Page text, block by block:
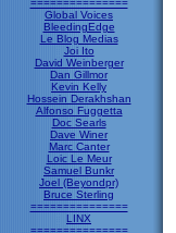
===============
Global Voices
BleedingEdge
Le Blog Medias
Joi Ito
David Weinberger
Dan Gillmor
Kevin Kelly
Hossein Derakhshan
Alfonso Fuggetta
Doc Searls
Dave Winer
Marc Canter
Loic Le Meur
Samuel Bunkr
Joel (Beyondpr)
Bruce Sterling
===============
LINX
===============